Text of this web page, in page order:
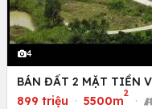
4
BÁN ĐẤT 2 MẶT TIỀN
899 triệu · 5500m
2
·